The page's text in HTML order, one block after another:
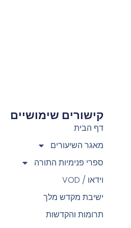
קישורים שימושיים
דף הבית
מאגר השיעורים
ספרי פנימיות התורה
וידאו / VOD
ישיבת מקדש מלך
תרומות והקדשות